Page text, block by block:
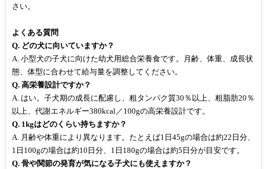
さい。
よくある質問
Q. どの犬に向いていますか？
A. 小型犬の子犬に向けた幼犬用総合栄養食です。月齢、体重、成長状
態、体型に合わせて給与量を調整してください。
Q. 高栄養設計ですか？
A. はい。子犬期の成長に配慮し、粗タンパク質30％以上、粗脂肪20％
以上、代謝エネルギー380kcal／100gの高栄養設計です。
Q. 1kgはどのくらい持ちますか？
A. 月齢や体重により異なります。たとえば1日45gの場合は約22日分、
1日100gの場合は約10日分、1日180gの場合は約5日分が目安です。
Q. 骨や関節の発育が気になる子犬にも使えますか？